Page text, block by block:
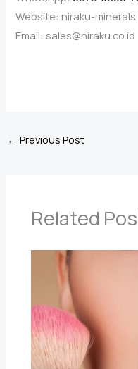
Website: niraku-
Email: sales@niraku.co.id
← Previous Post
Related